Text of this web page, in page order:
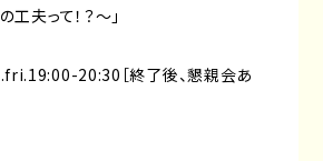
工夫って！？〜」
20:30［終了後、懇親会あ